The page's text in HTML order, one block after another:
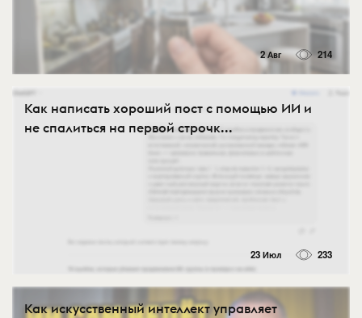
2 Авг 214
Как написать хороший пост с помощью ИИ и
не спалиться на первой строчк...
23 Июл 233
Как искусственный интеллект управляет